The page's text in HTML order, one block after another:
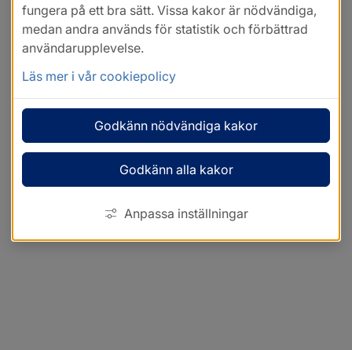
fungera på ett bra sätt. Vissa kakor är nödvändiga,
medan andra används för statistik och förbättrad
användarupplevelse.
Läs mer i vår cookiepolicy
Godkänn nödvändiga kakor
Godkänn alla kakor
Anpassa inställningar